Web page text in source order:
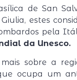
de San
estes
pela
da Unesco.
sobre a
ocupa um